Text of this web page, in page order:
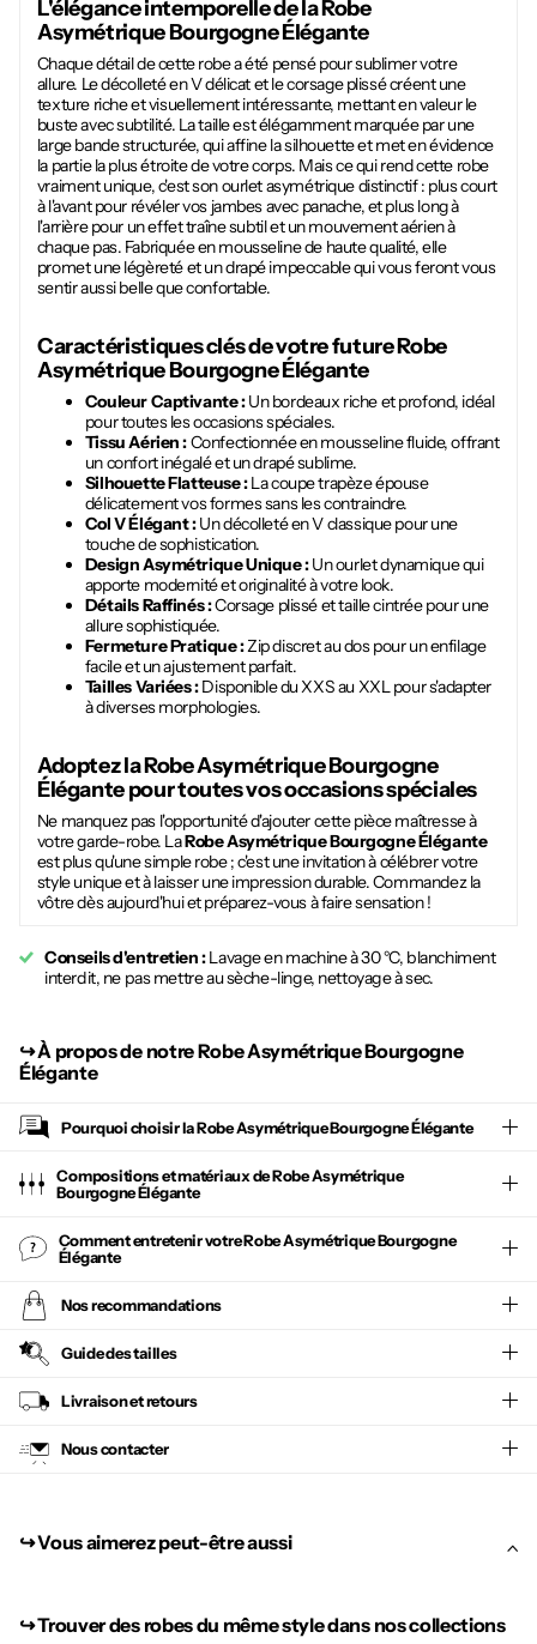
L'élégance intemporelle de la Robe
Asymétrique Bourgogne Élégante
Chaque détail de cette robe a été pensé pour sublimer votre
allure. Le décolleté en V délicat et le corsage plissé créent une
texture riche et visuellement intéressante, mettant en valeur le
buste avec subtilité. La taille est élégamment marquée par une
large bande structurée, qui affine la silhouette et met en évidence
la partie la plus étroite de votre corps. Mais ce qui rend cette robe
vraiment unique, c'est son ourlet asymétrique distinctif : plus court
à l'avant pour révéler vos jambes avec panache, et plus long à
l'arrière pour un effet traîne subtil et un mouvement aérien à
chaque pas. Fabriquée en mousseline de haute qualité, elle
promet une légèreté et un drapé impeccable qui vous feront vous
sentir aussi belle que confortable.
Caractéristiques clés de votre futureRobe
Asymétrique Bourgogne Élégante
Couleur Captivante :Un bordeaux riche et profond, idéal
pour toutes les occasions spéciales.
Tissu Aérien :Confectionnée en mousseline fluide, offrant
un confort inégalé et un drapé sublime.
Silhouette Flatteuse :La coupe trapèze épouse
délicatement vos formes sans les contraindre.
Col V Élégant :Un décolleté en V classique pour une
touche de sophistication.
Design Asymétrique Unique :Un ourlet dynamique qui
apporte modernité et originalité à votre look.
Détails Raffinés :Corsage plissé et taille cintrée pour une
allure sophistiquée.
Fermeture Pratique :Zip discret au dos pour un enfilage
facile et un ajustement parfait.
Tailles Variées :Disponible du XXS au XXL pour s'adapter
à diverses morphologies.
Adoptez laRobe Asymétrique Bourgogne
Élégantepour toutes vos occasions spéciales
Ne manquez pas l'opportunité d'ajouter cette pièce maîtresse à
votre garde-robe. LaRobe Asymétrique Bourgogne Élégante
est plus qu'une simple robe ; c'est une invitation à célébrer votre
style unique et à laisser une impression durable. Commandez la
vôtre dès aujourd'hui et préparez-vous à faire sensation !
Conseils d'entretien :Lavage en machine à 30 °C, blanchiment
interdit, ne pas mettre au sèche-linge, nettoyage à sec.
↪︎À propos de notre Robe Asymétrique Bourgogne
Élégante
Pourquoi choisir laRobe Asymétrique Bourgogne Élégante
Compositions et matériaux de Robe Asymétrique
Bourgogne Élégante
Comment entretenir votreRobe Asymétrique Bourgogne
Élégante
Nos recommandations
Guide des tailles
Livraison et retours
Nous contacter
↪︎ Vous aimerez peut-être aussi
↪︎Trouver des robes du même style dans nos collections